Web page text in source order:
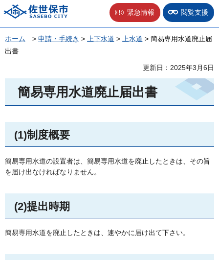
佐世保市 緊急情報 閲覧支援
ホーム > 申請・手続き > 上下水道 > 上水道 > 簡易専用水道廃止届
出書
更新日：2025年3月6日
簡易専用水道廃止届出書
(1)制度概要
簡易専用水道の設置者は、簡易専用水道を廃止したときは、その旨
を届け出なければなりません。
(2)提出時期
簡易専用水道を廃止したときは、速やかに届け出て下さい。